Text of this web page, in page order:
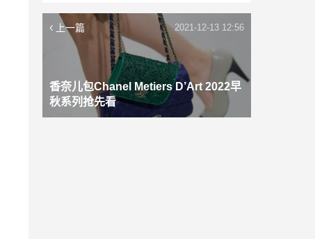
上一篇
香奈儿包Chanel Metiers D’Art 2022早
秋系列抢先看
2021-12-13 12:56